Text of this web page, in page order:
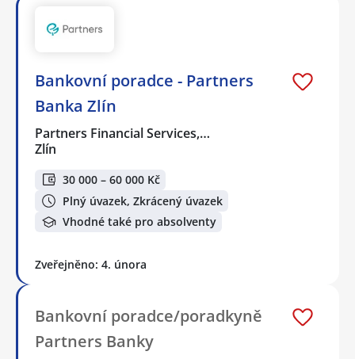
Bankovní poradce - Partners
Banka Zlín
Partners Financial Services,…
Zlín
30 000 – 60 000 Kč
Plný úvazek, Zkrácený úvazek
Vhodné také pro absolventy
Zveřejněno: 4. února
Bankovní poradce/poradkyně
Partners Banky